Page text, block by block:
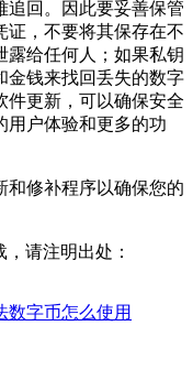
追回。因此要妥善保管
证，不要将其保存在不
露给任何人；如果私钥
金钱来找回丢失的数字
件更新，可以确保安全
用户体验和更多的功
和修补程序以确保您的
请注明出处：
数字币怎么使用